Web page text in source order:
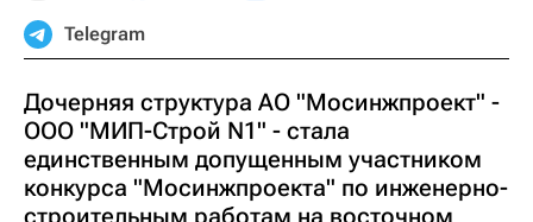
Telegram
Дочерняя структура АО "Мосинжпроект" -
ООО "МИП-Строй N1" - стала
единственным допущенным участником
конкурса "Мосинжпроекта" по инженерно-
строительным работам на восточном